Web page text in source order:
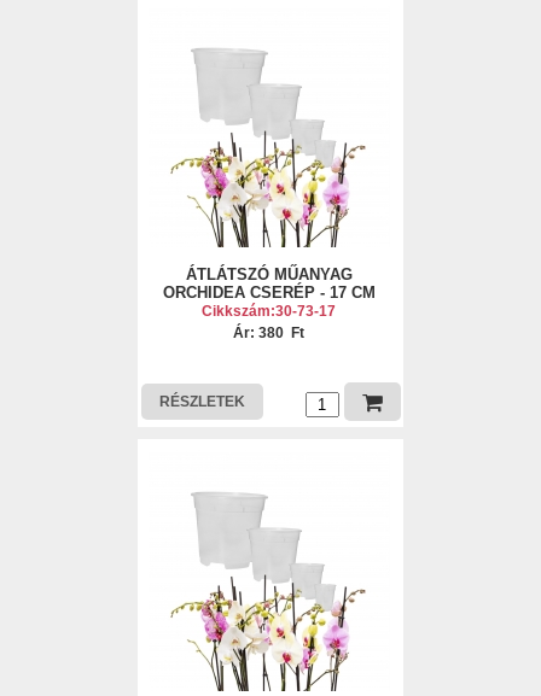
ÁTLÁTSZÓ MŰANYAG
ORCHIDEA CSERÉP - 17 CM
Cikkszám:30-73-17
Ár: 380 Ft
RÉSZLETEK